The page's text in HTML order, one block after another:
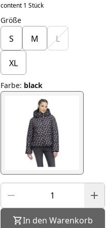
content 1 Stück
Größe
S M L
XL
Farbe: black
In den Warenkorb